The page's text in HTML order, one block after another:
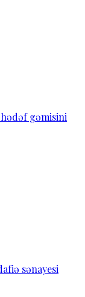
gəmisini
sənayesi